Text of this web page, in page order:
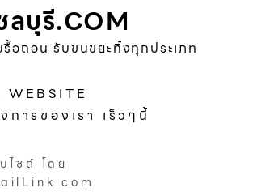
ลบุรี.COM
อถอน รับขนขยะทิ้งทุกประเภท
การของเรา เร็วๆนี้
ไซต์ โดย